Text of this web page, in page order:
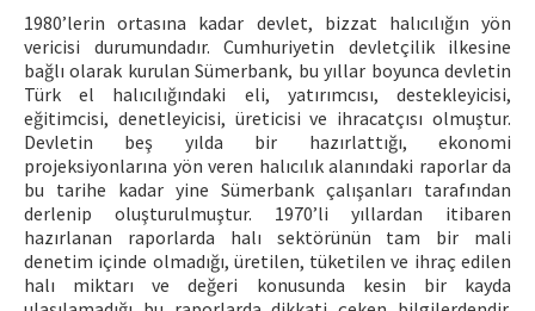
1980’lerin ortasına kadar devlet, bizzat halıcılığın yön
vericisi durumundadır. Cumhuriyetin devletçilik ilkesine
bağlı olarak kurulan Sümerbank, bu yıllar boyunca devletin
Türk el halıcılığındaki eli, yatırımcısı, destekleyicisi,
eğitimcisi, denetleyicisi, üreticisi ve ihracatçısı olmuştur.
Devletin beş yılda bir hazırlattığı, ekonomi
projeksiyonlarına yön veren halıcılık alanındaki raporlar da
bu tarihe kadar yine Sümerbank çalışanları tarafından
derlenip oluşturulmuştur. 1970’li yıllardan itibaren
hazırlanan raporlarda halı sektörünün tam bir mali
denetim içinde olmadığı, üretilen, tüketilen ve ihraç edilen
halı miktarı ve değeri konusunda kesin bir kayda